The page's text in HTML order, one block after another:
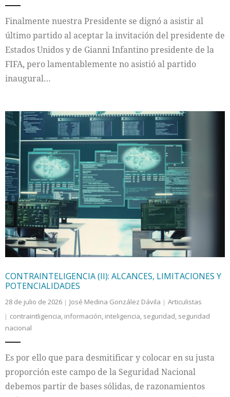
Finalmente nuestra Presidente se dignó a asistir al
último partido al aceptar la invitación del presidente de
Estados Unidos y de Gianni Infantino presidente de la
FIFA, pero lamentablemente no asistió al partido
inaugural…
CONTRAINTELIGENCIA (II): ALCANCES, LIMITACIONES Y
POTENCIALIDADES
28 de julio de 2026 José Medina González Dávila
Articulistas
contraintligencia, información, inteligencia, seguridad, seguridad
nacional
Es por ello que para desmitificar y colocar en su justa
proporción este campo de la Seguridad Nacional
debemos partir de bases sólidas, de razonamientos